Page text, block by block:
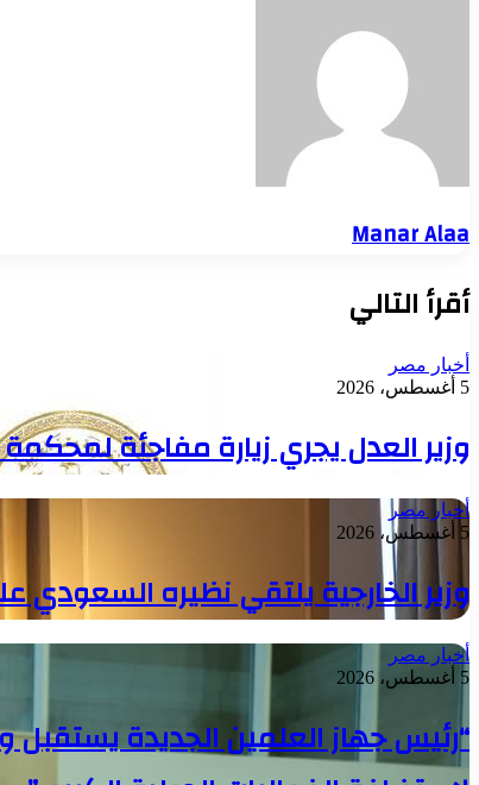
Manar Alaa
أقرأ التالي
أخبار مصر
5 أغسطس، 2026
وزير العدل يجري زيارة مفاجئة
أخبار مصر
5 أغسطس، 2026
وزير الخارجية يلتقي نظيره
أخبار مصر
5 أغسطس، 2026
“رئيس جهاز العلمين الجديدة يستقبل